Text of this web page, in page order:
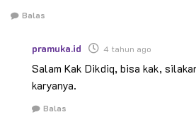
Balas
pramuka.id 4 tahun ago
Salam Kak Dikdiq, bisa kak,
karyanya.
Balas